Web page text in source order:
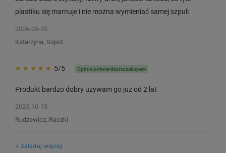
plastiku się marnuje i nie można wymieniać samej szpuli
2026-05-05
Katarzyna, Sopot
5/5 Opinia potwierdzona zakupem
Produkt bardzo dobry używam go już od 2 lat
2025-10-13
Rudzewicz, Raczki
+ załaduj więcej